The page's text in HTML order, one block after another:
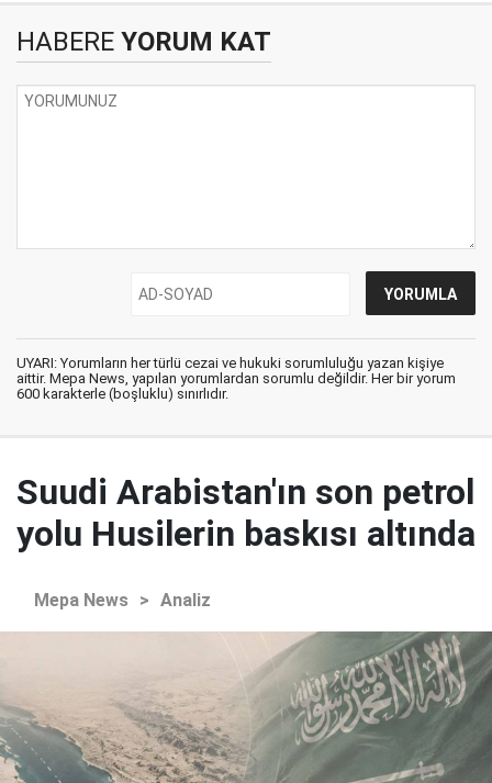
HABERE YORUM KAT
UYARI: Yorumların her türlü cezai ve hukuki sorumluluğu yazan kişiye
aittir. Mepa News, yapılan yorumlardan sorumlu değildir. Her bir yorum
600 karakterle (boşluklu) sınırlıdır.
Suudi Arabistan'ın son petrol
yolu Husilerin baskısı altında
Mepa News > Analiz